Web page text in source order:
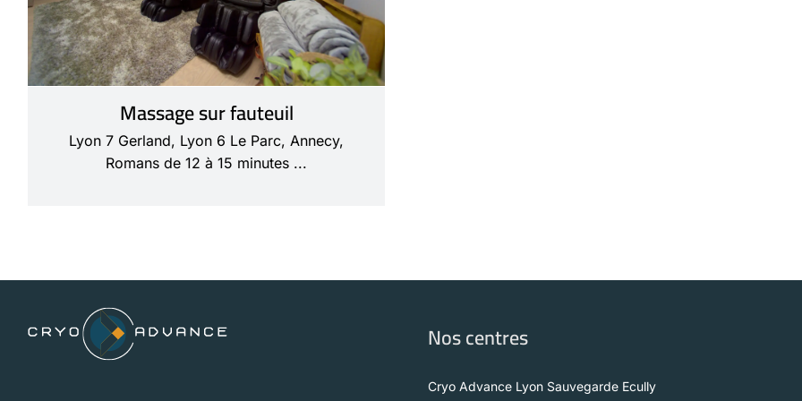
Massage sur fauteuil
Lyon 7 Gerland, Lyon 6 Le Parc, Annecy,
Romans de 12 à 15 minutes ...
Nos centres
Cryo Advance Lyon Sauvegarde Ecully